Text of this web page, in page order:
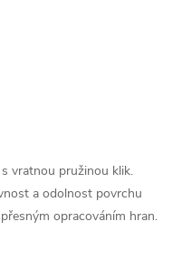
vratnou pružinou klik.
a odolnost povrchu
opracováním hran.